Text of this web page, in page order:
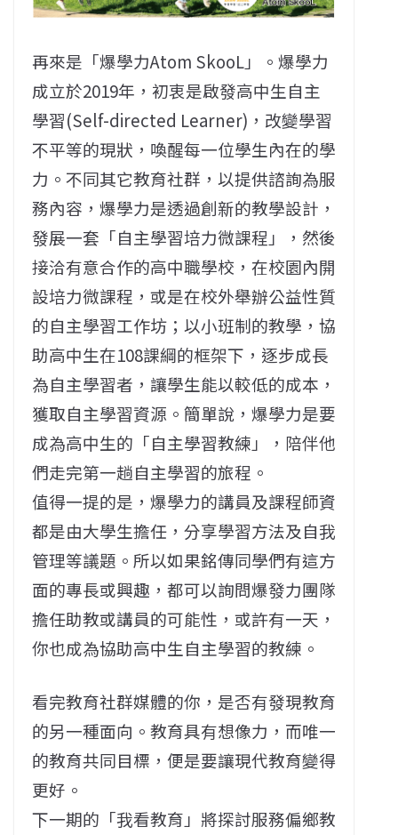
再來是「爆學力Atom SkooL」。爆學力
成立於2019年，初衷是啟發高中生自主
學習(Self-directed Learner)，改變學習
不平等的現狀，喚醒每一位學生內在的學
力。不同其它教育社群，以提供諮詢為服
務內容，爆學力是透過創新的教學設計，
發展一套「自主學習培力微課程」，然後
接洽有意合作的高中職學校，在校園內開
設培力微課程，或是在校外舉辦公益性質
的自主學習工作坊；以小班制的教學，協
助高中生在108課綱的框架下，逐步成長
為自主學習者，讓學生能以較低的成本，
獲取自主學習資源。簡單說，爆學力是要
成為高中生的「自主學習教練」，陪伴他
們走完第一趟自主學習的旅程。
值得一提的是，爆學力的講員及課程師資
都是由大學生擔任，分享學習方法及自我
管理等議題。所以如果銘傳同學們有這方
面的專長或興趣，都可以詢問爆發力團隊
擔任助教或講員的可能性，或許有一天，
你也成為協助高中生自主學習的教練。
看完教育社群媒體的你，是否有發現教育
的另一種面向。教育具有想像力，而唯一
的教育共同目標，便是要讓現代教育變得
更好。
下一期的「我看教育」將探討服務偏鄉教